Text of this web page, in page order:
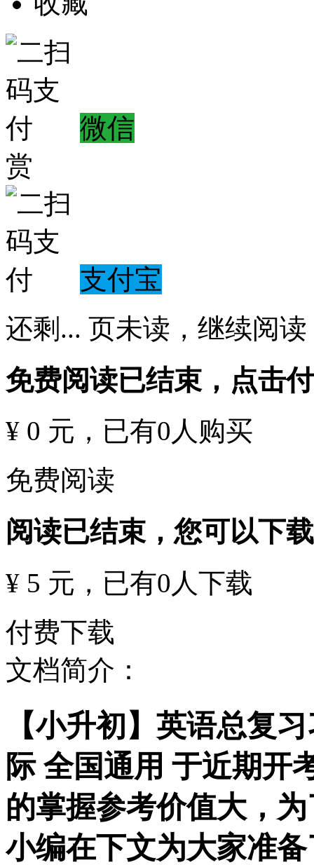
微信
赏
支付宝
还剩 ... 页未读， 继续阅读
免费阅读已结束，点击
¥ 0 元 ，已有0 人购买
免费阅读
阅读已结束，您可以下
¥ 5 元 ，已有0 人下载
付费下载
文档简介：
【小升初】英语总复
际 全国通用 于近期开
的掌握参考价值大，
小编在下文为大家准